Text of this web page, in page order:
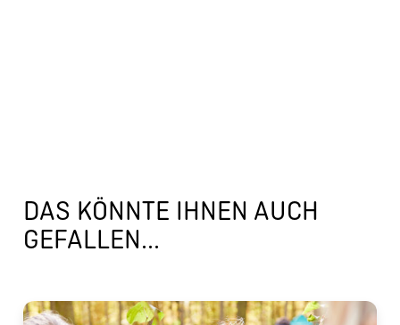
DAS KÖNNTE IHNEN AUCH
GEFALLEN...